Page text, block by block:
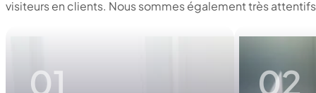
visiteurs en clients. Nous sommes également très